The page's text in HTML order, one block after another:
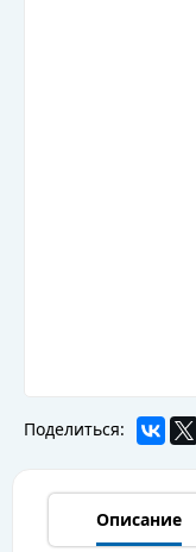
Поделиться:
Описание